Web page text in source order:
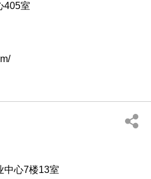
405室
中心7楼13室